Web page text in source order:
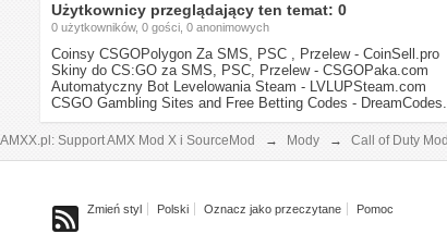
Użytkownicy przeglądający ten temat: 0
0 użytkowników, 0 gości, 0 anonimowych
Coinsy CSGOPolygon Za SMS, PSC , Przelew - CoinSell.pro
Skiny do CS:GO za SMS, PSC, Przelew - CSGOPaka.com
Automatyczny Bot Levelowania Steam - LVLUPSteam.com
CSGO Gambling Sites and Free Betting Codes -
AMXX.pl: Support AMX Mod X i SourceMod → Mody → Call of Duty Mod
Zmień styl Polski Oznacz jako przeczytane Pomoc